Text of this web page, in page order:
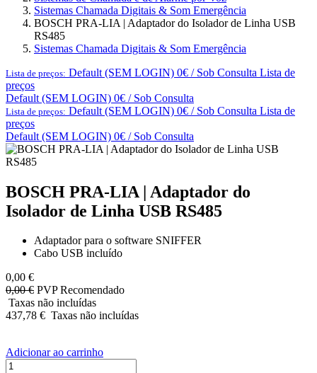
Sistemas Chamada Digitais & Som Emergência
BOSCH PRA-LIA | Adaptador do Isolador de Linha USB
RS485
Sistemas Chamada Digitais & Som Emergência
Lista de preços: Default (SEM LOGIN) 0€ / Sob Consulta Lista de
preços
Default (SEM LOGIN) 0€ / Sob Consulta
Lista de preços: Default (SEM LOGIN) 0€ / Sob Consulta Lista de
preços
Default (SEM LOGIN) 0€ / Sob Consulta
BOSCH PRA-LIA | Adaptador do
Isolador de Linha USB RS485
Adaptador para o software SNIFFER
Cabo USB incluído
0,00 €
0,00€ PVP Recomendado
Taxas não incluídas
437,78 € Taxas não incluídas
Adicionar ao carrinho